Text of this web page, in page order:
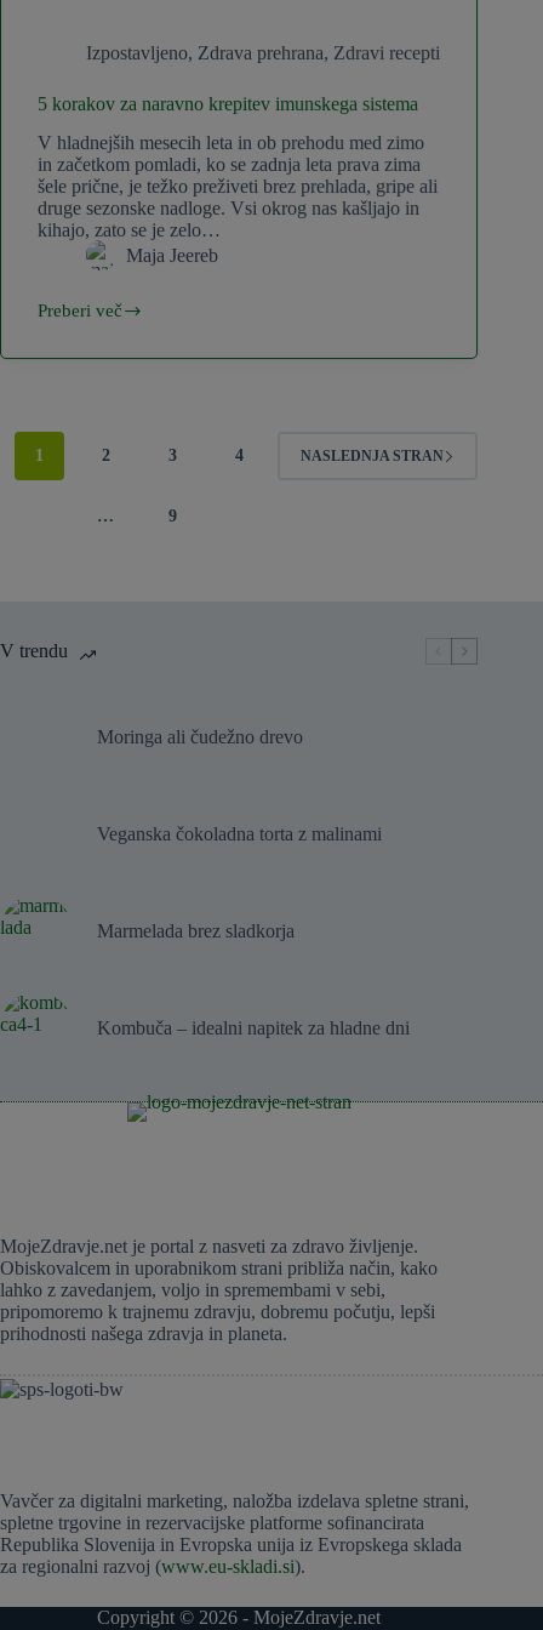
Izpostavljeno, Zdrava prehrana, Zdravi recepti
5 korakov za naravno krepitev imunskega sistema
V hladnejših mesecih leta in ob prehodu med zimo
in začetkom pomladi, ko se zadnja leta prava zima
šele prične, je težko preživeti brez prehlada, gripe ali
druge sezonske nadloge. Vsi okrog nas kašljajo in
kihajo, zato se je zelo…
Maja Jeereb
Preberi več
5
za
1 2 3 4
… 9
NASLEDNJA STRAN
V trendu
Moringa ali čudežno drevo
Veganska čokoladna torta z malinami
Marmelada brez sladkorja
Kombuča – idealni napitek za hladne dni
MojeZdravje.net je portal z nasveti za zdravo življenje.
Obiskovalcem in uporabnikom strani približa način, kako
lahko z zavedanjem, voljo in spremembami v sebi,
pripomoremo k trajnemu zdravju, dobremu počutju, lepši
prihodnosti našega zdravja in planeta.
Vavčer za digitalni marketing, naložba izdelava spletne strani,
spletne trgovine in rezervacijske platforme sofinancirata
Republika Slovenija in Evropska unija iz Evropskega sklada
za regionalni razvoj (www.eu-skladi.si).
Copyright © 2026 - MojeZdravje.net